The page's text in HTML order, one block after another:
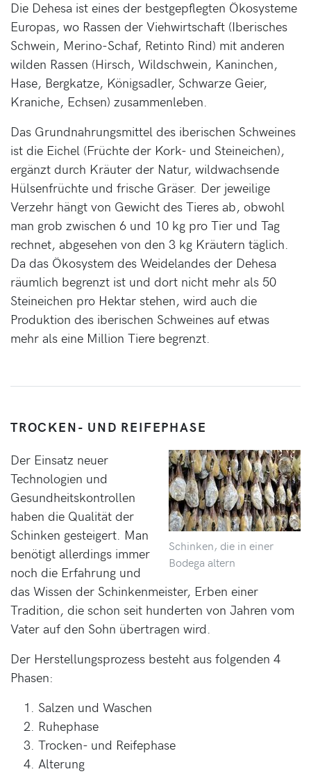
Die Dehesa ist eines der bestgepflegten Ökosysteme
Europas, wo Rassen der Viehwirtschaft (Iberisches
Schwein, Merino-Schaf, Retinto Rind) mit anderen
wilden Rassen (Hirsch, Wildschwein, Kaninchen,
Hase, Bergkatze, Königsadler, Schwarze Geier,
Kraniche, Echsen) zusammenleben.
Das Grundnahrungsmittel des iberischen Schweines
ist die Eichel (Früchte der Kork- und Steineichen),
ergänzt durch Kräuter der Natur, wildwachsende
Hülsenfrüchte und frische Gräser. Der jeweilige
Verzehr hängt von Gewicht des Tieres ab, obwohl
man grob zwischen 6 und 10 kg pro Tier und Tag
rechnet, abgesehen von den 3 kg Kräutern täglich.
Da das Ökosystem des Weidelandes der Dehesa
räumlich begrenzt ist und dort nicht mehr als 50
Steineichen pro Hektar stehen, wird auch die
Produktion des iberischen Schweines auf etwas
mehr als eine Million Tiere begrenzt.
TROCKEN- UND REIFEPHASE
Schinken, die in einer
Bodega altern
Der Einsatz neuer
Technologien und
Gesundheitskontrollen
haben die Qualität der
Schinken gesteigert. Man
benötigt allerdings immer
noch die Erfahrung und
das Wissen der Schinkenmeister, Erben einer
Tradition, die schon seit hunderten von Jahren vom
Vater auf den Sohn übertragen wird.
Der Herstellungsprozess besteht aus folgenden 4
Phasen:
Salzen und Waschen
Ruhephase
Trocken- und Reifephase
Alterung